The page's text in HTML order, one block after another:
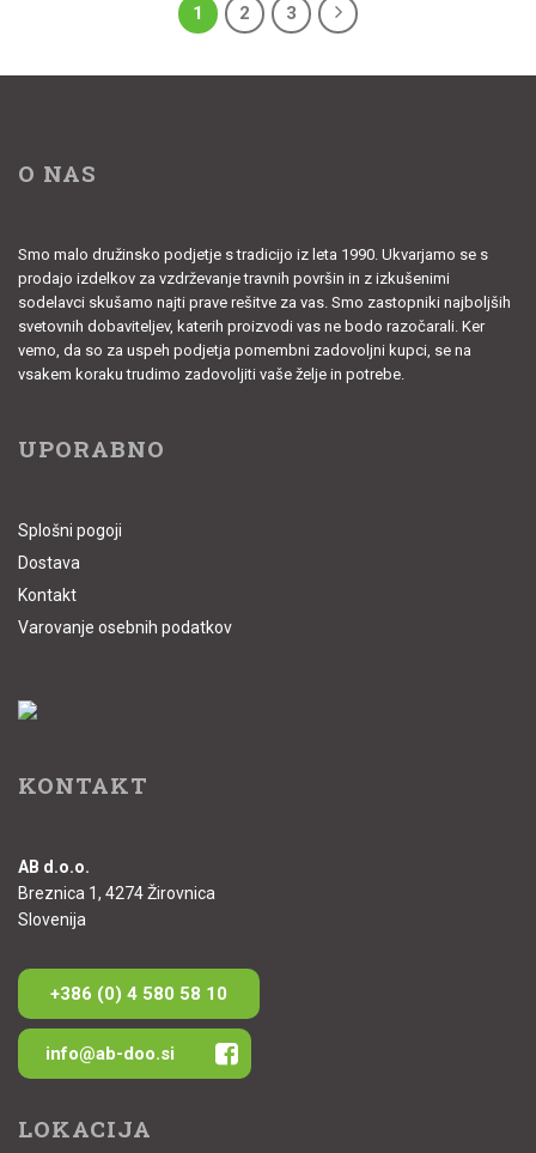
1 2 3
O NAS
Smo malo družinsko podjetje s tradicijo iz leta 1990. Ukvarjamo se s
prodajo izdelkov za vzdrževanje travnih površin in z izkušenimi
sodelavci skušamo najti prave rešitve za vas. Smo zastopniki najboljših
svetovnih dobaviteljev, katerih proizvodi vas ne bodo razočarali. Ker
vemo, da so za uspeh podjetja pomembni zadovoljni kupci, se na
vsakem koraku trudimo zadovoljiti vaše želje in potrebe.
UPORABNO
Splošni pogoji
Dostava
Kontakt
Varovanje osebnih podatkov
KONTAKT
AB d.o.o.
Breznica 1, 4274 Žirovnica
Slovenija
+386 (0) 4 580 58 10
info@ab-doo.si
LOKACIJA